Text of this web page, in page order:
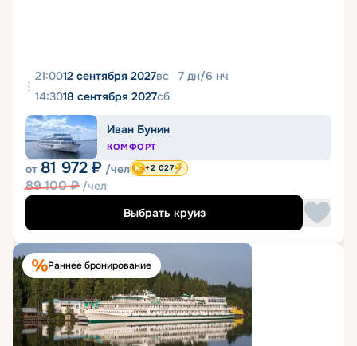
21:0012 сентября 2027вс 7 дн/6 нч
14:3018 сентября 2027сб
Иван Бунин
КОМФОРТ
от 81 972 ₽ /чел
89 100₽ /чел
+2 027
Выбрать круиз
Раннее бронирование